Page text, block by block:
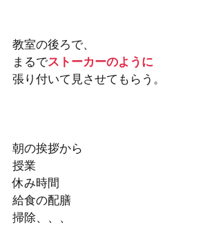
教室の後ろで、
まるでストーカーのように
張り付いて見させてもらう。
朝の挨拶から
授業
休み時間
給食の配膳
掃除、、、